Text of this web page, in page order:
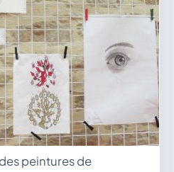
peintures de